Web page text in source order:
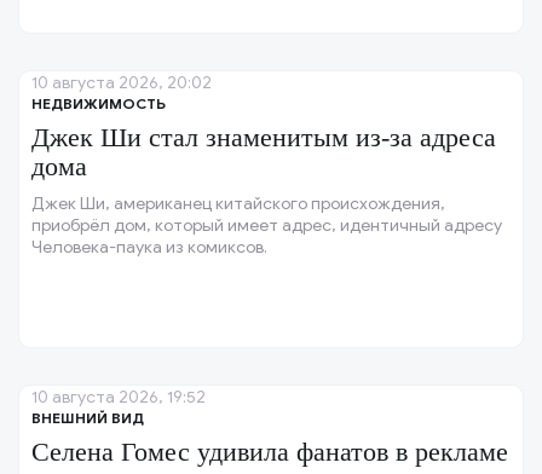
НЕДВИЖИМОСТЬ
Джек Ши стал знаменитым из-за адреса
дома
Джек Ши, американец китайского происхождения,
приобрёл дом, который имеет адрес, идентичный адресу
Человека-паука из комиксов.
10 августа 2026, 20:02
ВНЕШНИЙ ВИД
Селена Гомес удивила фанатов в рекламе
10 августа 2026, 19:52